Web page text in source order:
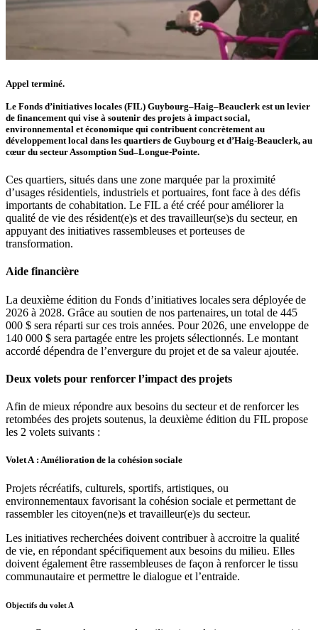
Appel terminé.
Le Fonds d’initiatives locales (FIL) Guybourg–Haig–Beauclerk est un levier
de financement qui vise à soutenir des projets à impact social,
environnemental et économique qui contribuent concrètement au
développement local dans les quartiers de Guybourg et d’Haig-Beauclerk, au
cœur du secteur Assomption Sud–Longue-Pointe.
Ces quartiers, situés dans une zone marquée par la proximité
d’usages résidentiels, industriels et portuaires, font face à des défis
importants de cohabitation. Le FIL a été créé pour améliorer la
qualité de vie des résident(e)s et des travailleur(se)s du secteur, en
appuyant des initiatives rassembleuses et porteuses de
transformation.
Aide financière
La deuxième édition du Fonds d’initiatives locales sera déployée de
2026 à 2028. Grâce au soutien de nos partenaires, un total de 445
000 $ sera réparti sur ces trois années. Pour 2026, une enveloppe de
140 000 $ sera partagée entre les projets sélectionnés. Le montant
accordé dépendra de l’envergure du projet et de sa valeur ajoutée.
Deux volets pour renforcer l’impact des projets
Afin de mieux répondre aux besoins du secteur et de renforcer les
retombées des projets soutenus, la deuxième édition du FIL propose
les 2 volets suivants :
Volet A : Amélioration de la cohésion sociale
Projets récréatifs, culturels, sportifs, artistiques, ou
environnementaux favorisant la cohésion sociale et permettant de
rassembler les citoyen(ne)s et travailleur(e)s du secteur.
Les initiatives recherchées doivent contribuer à accroitre la qualité
de vie, en répondant spécifiquement aux besoins du milieu. Elles
doivent également être rassembleuses de façon à renforcer le tissu
communautaire et permettre le dialogue et l’entraide.
Objectifs du volet A